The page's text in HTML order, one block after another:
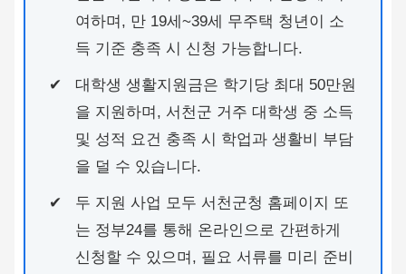
여하며, 만 19세~39세 무주택 청년이 소
득 기준 충족 시 신청 가능합니다.
대학생 생활지원금은 학기당 최대 50만원
을 지원하며, 서천군 거주 대학생 중 소득
및 성적 요건 충족 시 학업과 생활비 부담
을 덜 수 있습니다.
두 지원 사업 모두 서천군청 홈페이지 또
는 정부24를 통해 온라인으로 간편하게
신청할 수 있으며, 필요 서류를 미리 준비